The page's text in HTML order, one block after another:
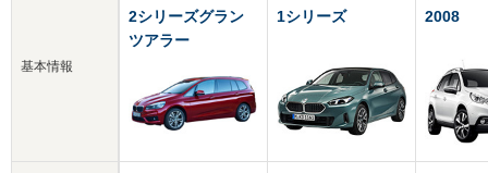
基本情報
2シリーズグラン
ツアラー
1シリーズ 2008